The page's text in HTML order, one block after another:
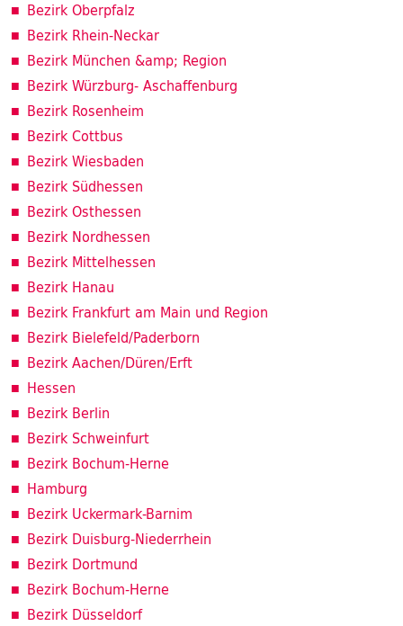
Bezirk Oberpfalz
Bezirk Rhein-Neckar
Bezirk München &amp; Region
Bezirk Würzburg- Aschaffenburg
Bezirk Rosenheim
Bezirk Cottbus
Bezirk Wiesbaden
Bezirk Südhessen
Bezirk Osthessen
Bezirk Nordhessen
Bezirk Mittelhessen
Bezirk Hanau
Bezirk Frankfurt am Main und Region
Bezirk Bielefeld/Paderborn
Bezirk Aachen/Düren/Erft
Hessen
Bezirk Berlin
Bezirk Schweinfurt
Bezirk Bochum-Herne
Hamburg
Bezirk Uckermark-Barnim
Bezirk Duisburg-Niederrhein
Bezirk Dortmund
Bezirk Bochum-Herne
Bezirk Düsseldorf